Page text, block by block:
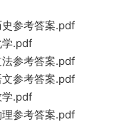
参考答案.pdf
学.pdf
参考答案.pdf
参考答案.pdf
学.pdf
参考答案.pdf